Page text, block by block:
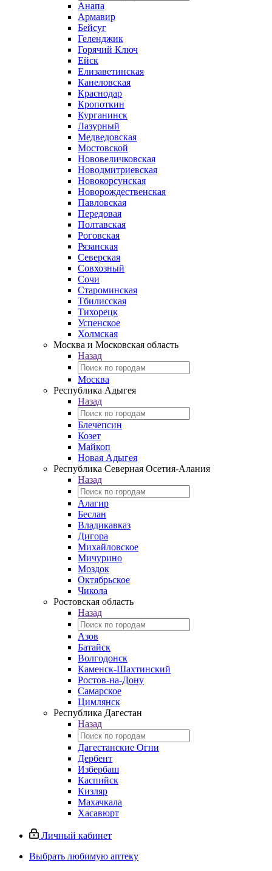
Анапа
Армавир
Бейсуг
Геленджик
Горячий Ключ
Ейск
Елизаветинская
Канеловская
Краснодар
Кропоткин
Курганинск
Лазурный
Медведовская
Мостовской
Нововеличковская
Новодмитриевская
Новокорсунская
Новорождественская
Павловская
Передовая
Полтавская
Роговская
Рязанская
Северская
Совхозный
Сочи
Староминская
Тбилисская
Тихорецк
Успенское
Холмская
Москва и Московская область
Назад
Москва
Республика Адыгея
Назад
Блечепсин
Козет
Майкоп
Новая Адыгея
Республика Северная Осетия-Алания
Назад
Алагир
Беслан
Владикавказ
Дигора
Михайловское
Мичурино
Моздок
Октябрьское
Чикола
Ростовская область
Назад
Азов
Батайск
Волгодонск
Каменск-Шахтинский
Ростов-на-Дону
Самарское
Цимлянск
Республика Дагестан
Назад
Дагестанские Огни
Дербент
Избербаш
Каспийск
Кизляр
Махачкала
Хасавюрт
Личный кабинет
Выбрать любимую аптеку